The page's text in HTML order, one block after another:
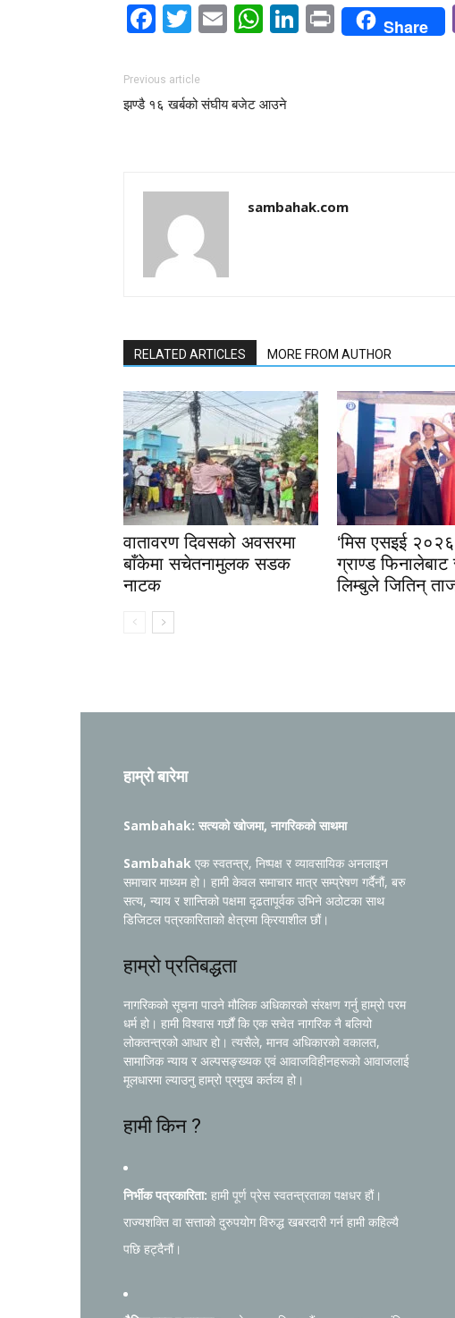
Facebook
Twitter
EmailWhatsApp
LinkedIn
PrintShare
Previous article
झण्डै १६ खर्बको संघीय बजेट आउने
sambahak.com
RELATED ARTICLES MORE FROM AUTHOR
वातावरण दिवसको अवसरमा
बाँकेमा सचेतनामुलक सडक
नाटक
‘मिस एसइई २०२६
ग्राण्ड फिनालेबाट
लिम्बुले जितिन्
हाम्रो बारेमा
Sambahak: सत्यको खोजमा, नागरिकको साथमा
Sambahak एक स्वतन्त्र, निष्पक्ष र व्यावसायिक अनलाइन
समाचार माध्यम हो। हामी केवल समाचार मात्र सम्प्रेषण गर्दैनौं, बरु
सत्य, न्याय र शान्तिको पक्षमा दृढतापूर्वक उभिने अठोटका साथ
डिजिटल पत्रकारिताको क्षेत्रमा क्रियाशील छौं।
हाम्रो प्रतिबद्धता
नागरिकको सूचना पाउने मौलिक अधिकारको संरक्षण गर्नु हाम्रो परम
धर्म हो। हामी विश्वास गर्छौं कि एक सचेत नागरिक नै बलियो
लोकतन्त्रको आधार हो। त्यसैले, मानव अधिकारको वकालत,
सामाजिक न्याय र अल्पसङ्ख्यक एवं आवाजविहीनहरूको आवाजलाई
मूलधारमा ल्याउनु हाम्रो प्रमुख कर्तव्य हो।
हामी किन ?
निर्भीक पत्रकारिता: हामी पूर्ण प्रेस स्वतन्त्रताका पक्षधर हौं।
राज्यशक्ति वा सत्ताको दुरुपयोग विरुद्ध खबरदारी गर्न हामी कहिल्यै
पछि हट्दैनौं।